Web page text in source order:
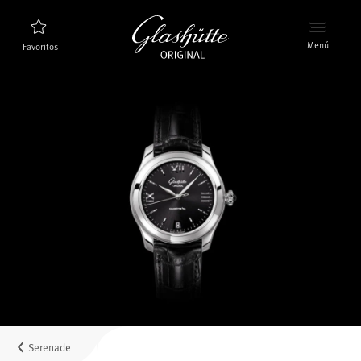
Favoritos Menú
Nuevos relojes
Descubra la colección
La marca Glashütte Original
Más información sobre la Manufactura
MyAccount
Serenade